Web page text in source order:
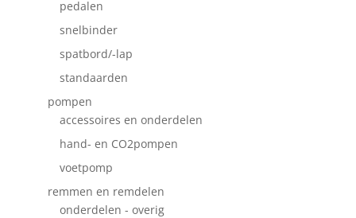
pedalen
snelbinder
spatbord/-lap
standaarden
pompen
accessoires en onderdelen
hand- en CO2pompen
voetpomp
remmen en remdelen
onderdelen - overig